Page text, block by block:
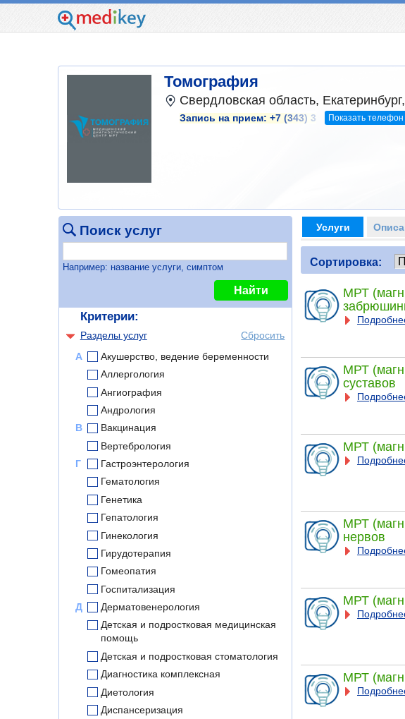
Томография
Свердловская область,
Запись на прием: +7 (343) 3 Показать телефон
Поиск услуг
Например: название услуги, симптом
Найти
Критерии:
Разделы услуг
Сбросить
А
Акушерство, ведение беременности
Аллергология
Ангиография
Андрология
В
Вакцинация
Вертебрология
Г
Гастроэнтерология
Гематология
Генетика
Гепатология
Гинекология
Гирудотерапия
Гомеопатия
Госпитализация
Д
Дерматовенерология
Детская и подростковая медицинская
помощь
Детская и подростковая стоматология
Диагностика комплексная
Диетология
Диспансеризация
Услуги
Сортировка:
МРТ
МРТ
суставов
МРТ
МРТ
нервов
МРТ
МРТ